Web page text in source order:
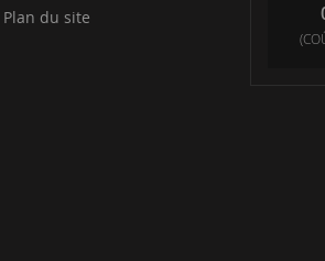
Plan du site